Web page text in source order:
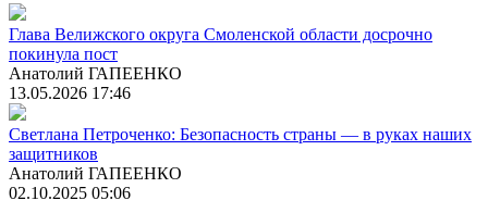
Глава Велижского округа Смоленской области досрочно
покинула пост
Анатолий ГАПЕЕНКО
13.05.2026 17:46
Светлана Петроченко: Безопасность страны — в руках наших
защитников
Анатолий ГАПЕЕНКО
02.10.2025 05:06